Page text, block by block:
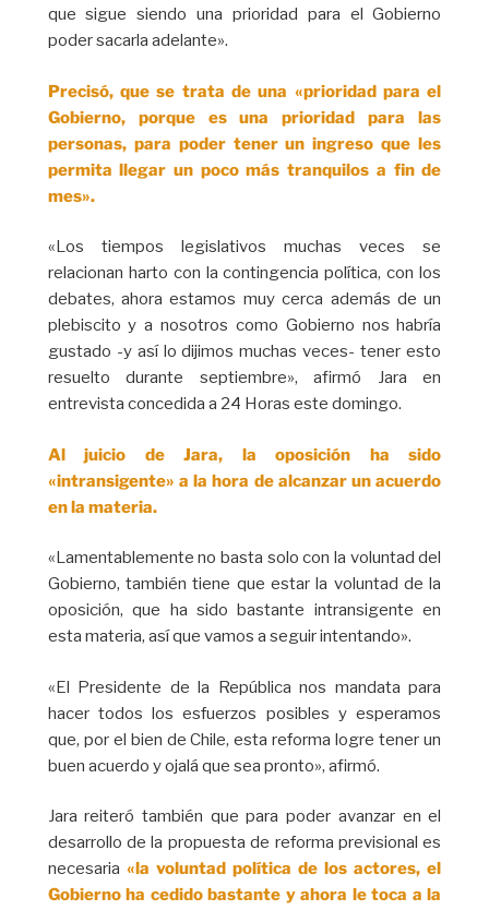
que sigue siendo una prioridad para el Gobierno
poder sacarla adelante».
Precisó, que se trata de una «prioridad para el
Gobierno, porque es una prioridad para las
personas, para poder tener un ingreso que les
permita llegar un poco más tranquilos a fin de
mes».
«Los tiempos legislativos muchas veces se
relacionan harto con la contingencia política, con los
debates, ahora estamos muy cerca además de un
plebiscito y a nosotros como Gobierno nos habría
gustado -y así lo dijimos muchas veces- tener esto
resuelto durante septiembre», afirmó Jara en
entrevista concedida a 24 Horas este domingo.
Al juicio de Jara, la oposición ha sido
«intransigente» a la hora de alcanzar un acuerdo
en la materia.
«Lamentablemente no basta solo con la voluntad del
Gobierno, también tiene que estar la voluntad de la
oposición, que ha sido bastante intransigente en
esta materia, así que vamos a seguir intentando».
«El Presidente de la República nos mandata para
hacer todos los esfuerzos posibles y esperamos
que, por el bien de Chile, esta reforma logre tener un
buen acuerdo y ojalá que sea pronto», afirmó.
Jara reiteró también que para poder avanzar en el
desarrollo de la propuesta de reforma previsional es
necesaria «la voluntad política de los actores, el
Gobierno ha cedido bastante y ahora le toca a la